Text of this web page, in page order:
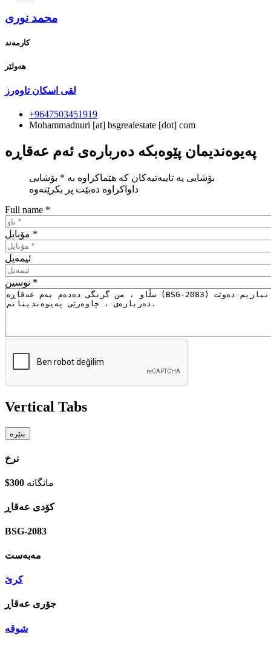
محمد نوری
کارمەند
هه‌ولێر
لقی اسکان تاوەرز
+9647503451919
Mohammadnuri [at] bsgrealestate [dot] com
بۆشایی یە تایبەتیەكان كە هێماكراوە بە * بۆشایی
داواكراوە دەبێت پر بكرێتەوە
Full name *
*
ئیمه‌یل
*
Vertical Tabs
نرخ
$300 مانگانە
كۆدی عه‌قاڕ
BSG-2083
مه‌به‌ست
کرێ
جۆری عه‌قاڕ
شوقە